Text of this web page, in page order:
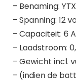
– Benaming:
– Spanning: 12
– Capaciteit: 6
– Laadstroom:
– Gewicht incl.
– (indien de